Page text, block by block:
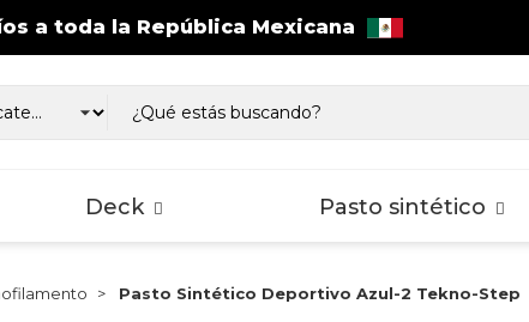
a toda la República Mexicana
Deck Pasto sintético
Pisos Laminados
Pasto Sintético Deportivo Azul-2 Tekno-Step